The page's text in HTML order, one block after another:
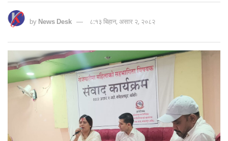
byNews Desk ८:१३ बिहान, असार २, २०८२